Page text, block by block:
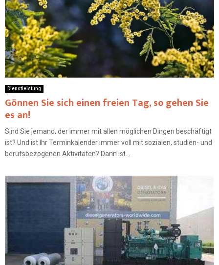
Dienstleistung
Gönnen Sie sich einen freien Tag, so gehen Sie
es an!
Sind Sie jemand, der immer mit allen möglichen Dingen beschäftigt
ist? Und ist Ihr Terminkalender immer voll mit sozialen, studien- und
berufsbezogenen Aktivitäten? Dann ist...